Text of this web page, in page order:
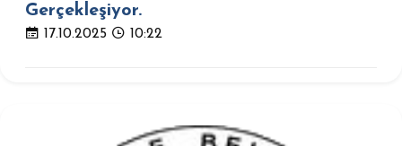
Gerçekleşiyor.
17.10.2025 10:22